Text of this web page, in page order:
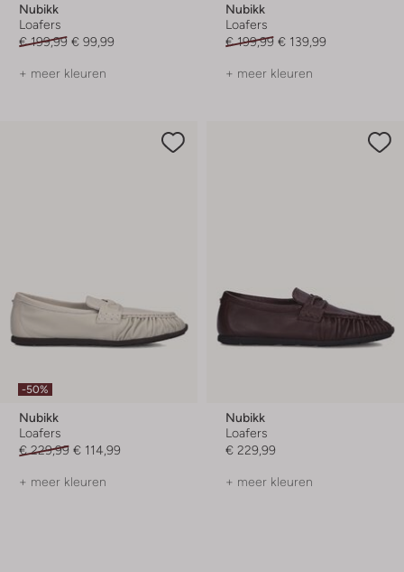
Nubikk
Loafers
€ 199,99 € 99,99
+ meer kleuren
Nubikk
Loafers
€ 199,99 € 139,99
+ meer kleuren
-50%
Nubikk
Loafers
€ 229,99 € 114,99
+ meer kleuren
Nubikk
Loafers
€ 229,99
+ meer kleuren